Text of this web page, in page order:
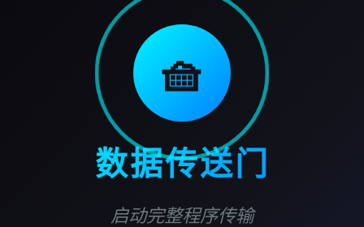
🧺
数据传送门
启动完整程序传输